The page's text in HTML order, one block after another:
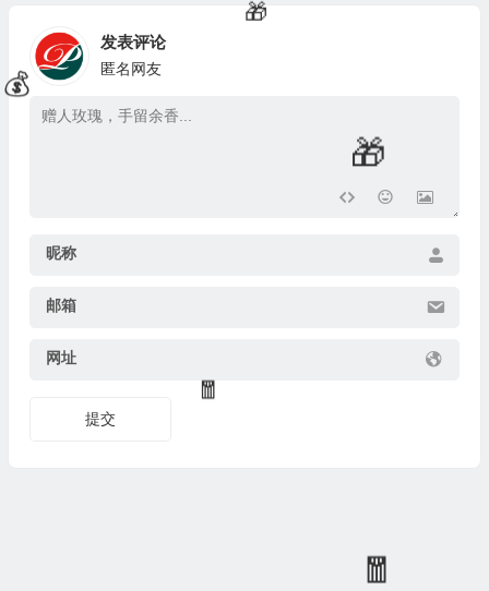
发表评论
匿名网友
昵称
邮箱
网址
提交